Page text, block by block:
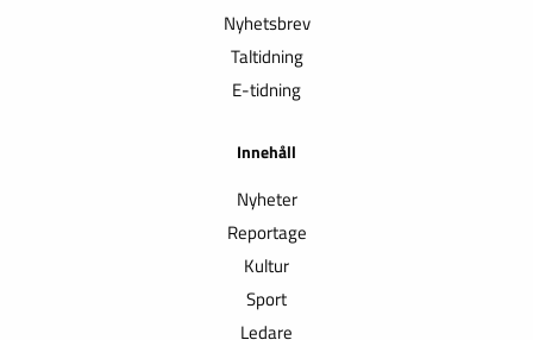
Nyhetsbrev
Taltidning
E-tidning
Innehåll
Nyheter
Reportage
Kultur
Sport
Ledare